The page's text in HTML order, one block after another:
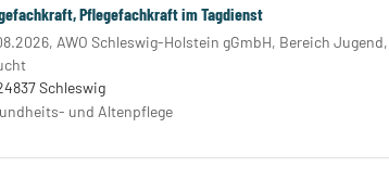
Pflegefachkraft im Tagdienst
AWO Schleswig-Holstein gGmbH, Bereich
Schleswig
und Altenpflege